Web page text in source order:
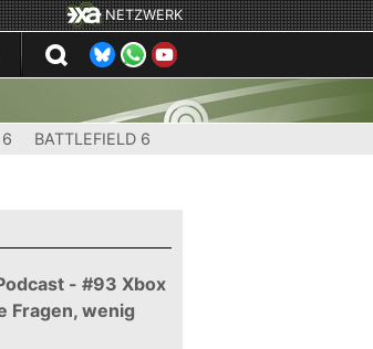
NETZWERK
BATTLEFIELD 6
- #93 Xbox
Fragen, wenig